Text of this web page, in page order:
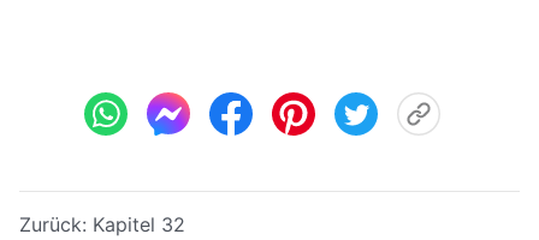
Zurück: Kapitel 32